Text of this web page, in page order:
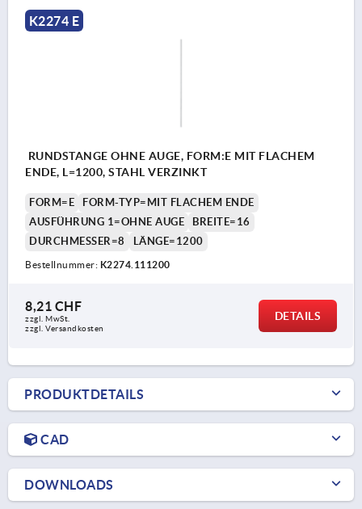
K2274 E
RUNDSTANGE OHNE AUGE, FORM:E MIT FLACHEM
ENDE, L=1200, STAHL VERZINKT
FORM=E
FORM-TYP=MIT FLACHEM ENDE
AUSFÜHRUNG 1=OHNE AUGE
BREITE=16
DURCHMESSER=8
LÄNGE=1200
Bestellnummer: K2274.111200
8,21 CHF
zzgl. MwSt.
zzgl. Versandkosten
DETAILS
PRODUKTDETAILS
CAD
DOWNLOADS